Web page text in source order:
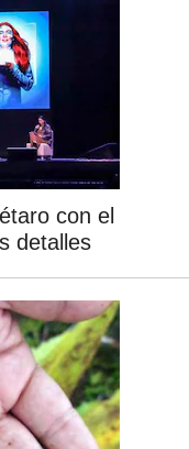
con el
detalles